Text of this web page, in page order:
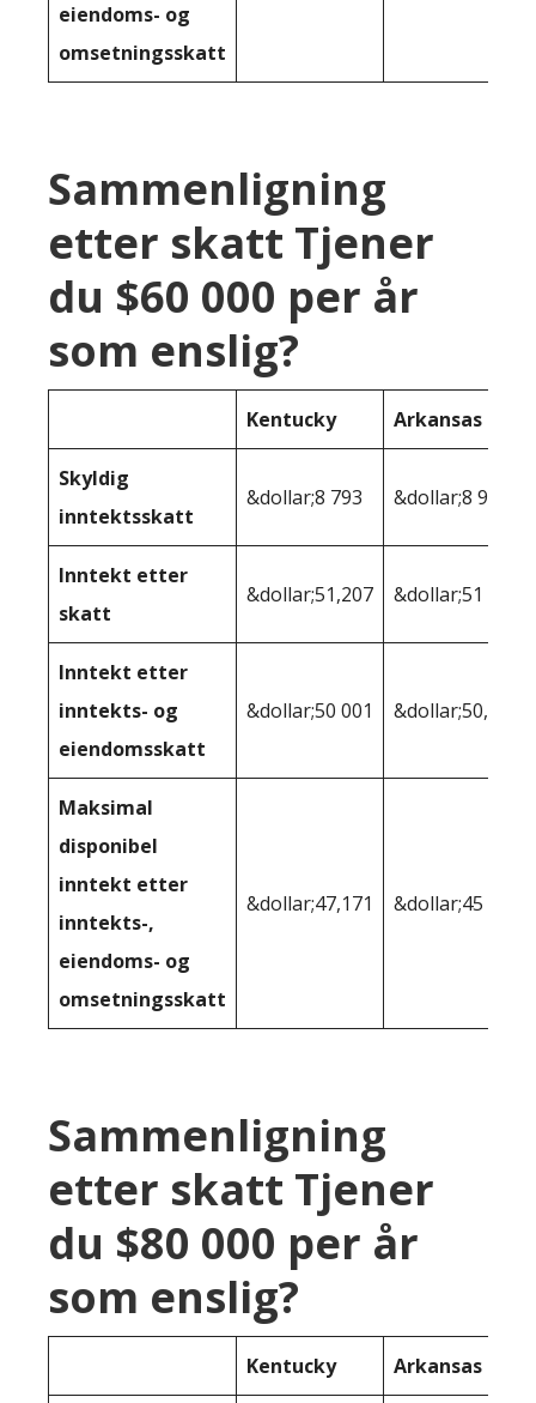
eiendoms- og
omsetningsskatt
Sammenligning
etter skatt Tjener
du $60 000 per år
som enslig?
Kentucky Arkansas
Skyldig
inntektsskatt
&dollar;8 793 &dollar;8 933
Inntekt etter
skatt
&dollar;51,207 &dollar;51 067
Inntekt etter
inntekts- og
eiendomsskatt
&dollar;50 001 &dollar;50,011
Maksimal
disponibel
inntekt etter
inntekts-,
eiendoms- og
omsetningsskatt
&dollar;47,171 &dollar;45 684
Sammenligning
etter skatt Tjener
du $80 000 per år
som enslig?
Kentucky Arkansas